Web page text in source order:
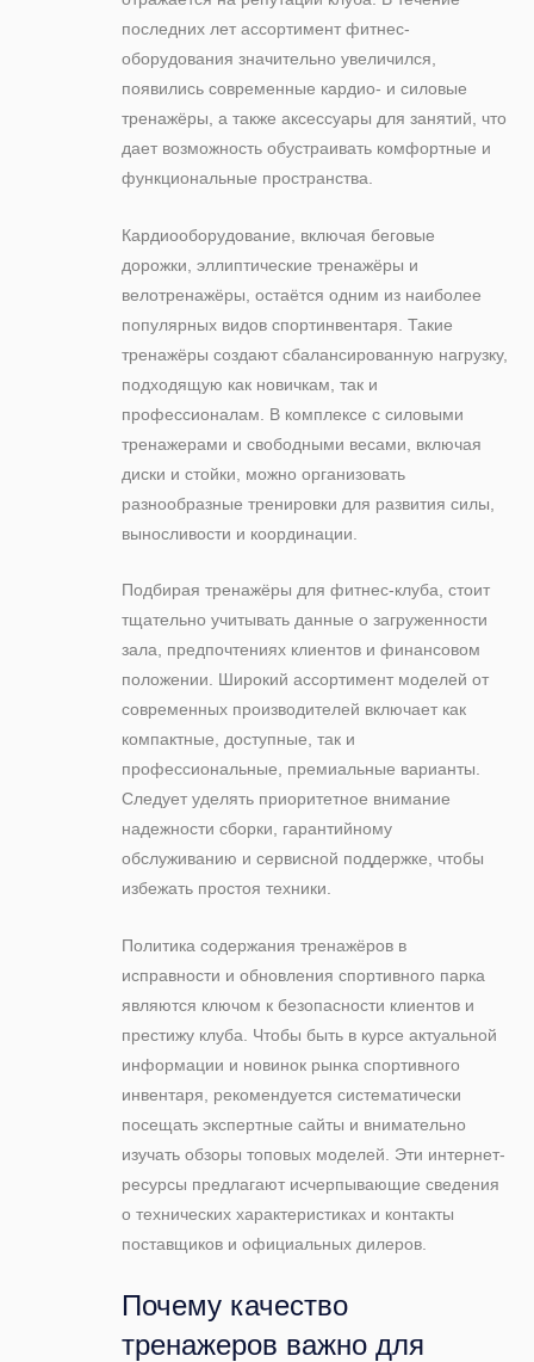
последних лет ассортимент фитнес-
оборудования значительно увеличился,
появились современные кардио- и силовые
тренажёры, а также аксессуары для занятий, что
дает возможность обустраивать комфортные и
функциональные пространства.
Кардиооборудование, включая беговые
дорожки, эллиптические тренажёры и
велотренажёры, остаётся одним из наиболее
популярных видов спортинвентаря. Такие
тренажёры создают сбалансированную нагрузку,
подходящую как новичкам, так и
профессионалам. В комплексе с силовыми
тренажерами и свободными весами, включая
диски и стойки, можно организовать
разнообразные тренировки для развития силы,
выносливости и координации.
Подбирая тренажёры для фитнес-клуба, стоит
тщательно учитывать данные о загруженности
зала, предпочтениях клиентов и финансовом
положении. Широкий ассортимент моделей от
современных производителей включает как
компактные, доступные, так и
профессиональные, премиальные варианты.
Следует уделять приоритетное внимание
надежности сборки, гарантийному
обслуживанию и сервисной поддержке, чтобы
избежать простоя техники.
Политика содержания тренажёров в
исправности и обновления спортивного парка
являются ключом к безопасности клиентов и
престижу клуба. Чтобы быть в курсе актуальной
информации и новинок рынка спортивного
инвентаря, рекомендуется систематически
посещать экспертные сайты и внимательно
изучать обзоры топовых моделей. Эти интернет-
ресурсы предлагают исчерпывающие сведения
о технических характеристиках и контакты
поставщиков и официальных дилеров.
Почему качество
тренажеров важно для